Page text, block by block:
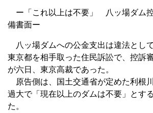
ー「これ以上は不要」 八ッ場ダム
備書面ー
八ッ場ダムへの公金支出は違法とし
東京都を相手取った住民訴訟で、控訴
が六日、東京高裁であった。
原告側は、国土交通省が定めた利根
過大で「現在以上のダムは不要」とす
た。